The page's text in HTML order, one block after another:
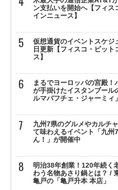
ン支払いを開始へ【フィス
インニュース】
仮想通貨のイベントスケジ
日更新【フィスコ・ビット
ス】
まるでヨーロッパの宮殿！
が手掛けたイスタンブール
ルマバフチェ・ジャーミィ」
九州7県のグルメやカルチ
て味わえるイベント「九州
ん！」が開催中
明治38年創業！120年続く
わう名物あさり鍋とは？ /
亀戸の「亀戸升本 本店」